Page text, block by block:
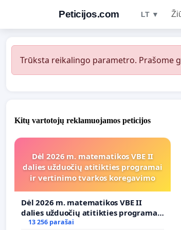
Peticijos.com LT ▼
Trūksta reikalingo parametro. Prašome
Kitų vartotojų reklamuojamos peticijos
Dėl 2026 m. matematikos VBE II
dalies užduočių atitikties programai
ir vertinimo tvarkos koregavimo
Dėl 2026 m. matematikos VBE II
dalies užduočių atitikties programai
ir vertinimo tvarkos koregavimo
13 256 parašai